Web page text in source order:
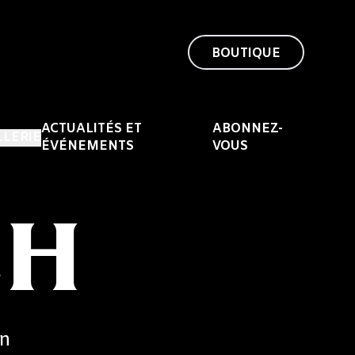
BOUTIQUE
ACTUALITÉS ET
ÉVÉNEMENTS
ABONNEZ-
VOUS